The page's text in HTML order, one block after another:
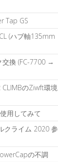
Tap GS
(ハブ軸135mm
交換 (FC-7700 →
CLIMBのZiwft環境
用してみて
クライム 2020 参
の不調